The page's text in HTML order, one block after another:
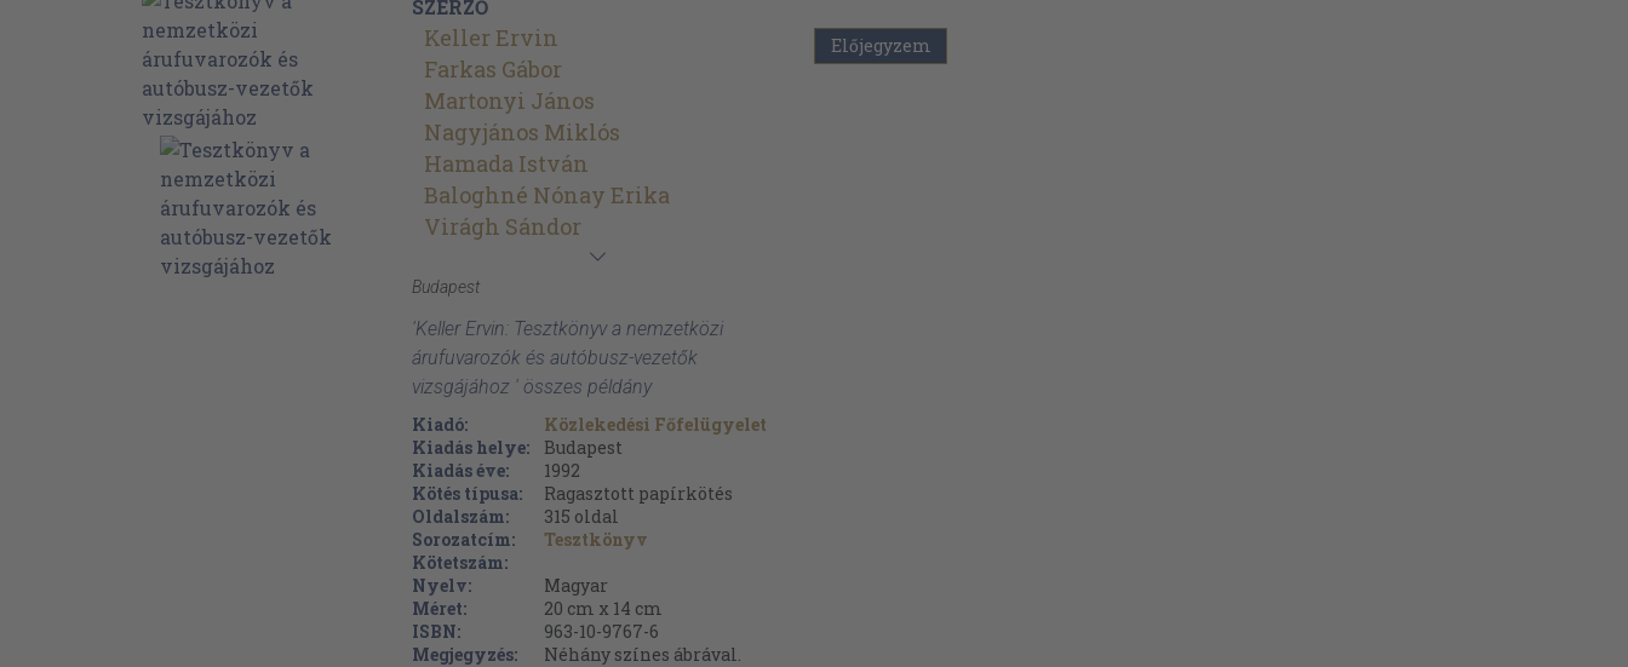
SZERZŐ
Keller Ervin
Farkas Gábor
Martonyi János
Nagyjános Miklós
Hamada István
Baloghné Nónay Erika
Virágh Sándor
Budapest
'Keller Ervin: Tesztkönyv a nemzetközi
árufuvarozók és autóbusz-vezetők
vizsgájához ' összes példány
Kiadó:
Közlekedési Főfelügyelet
Kiadás helye:
Budapest
Kiadás éve:
1992
Kötés típusa:
Ragasztott papírkötés
Oldalszám:
315 oldal
Sorozatcím:
Tesztkönyv
Kötetszám:
Nyelv:
Magyar
Méret:
20 cm x 14 cm
ISBN:
963-10-9767-6
Megjegyzés:
Néhány színes ábrával.
Előjegyzem